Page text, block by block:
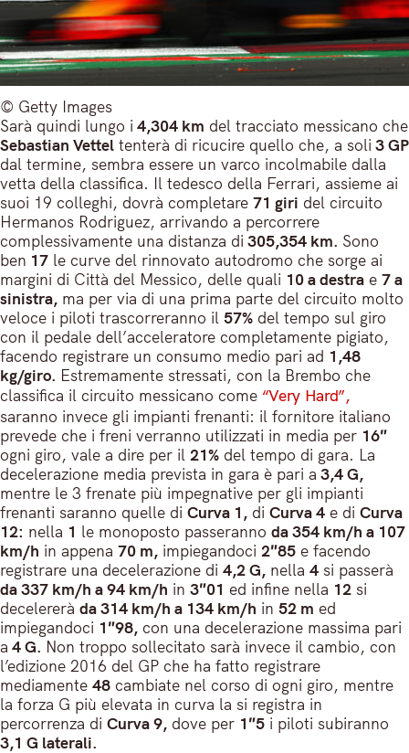
© Getty Images
Sarà quindi lungo i 4,304 km del tracciato messicano che
Sebastian Vettel tenterà di ricucire quello che, a soli 3 GP
dal termine, sembra essere un varco incolmabile dalla
vetta della classifica. Il tedesco della Ferrari, assieme ai
suoi 19 colleghi, dovrà completare 71 giri del circuito
Hermanos Rodriguez, arrivando a percorrere
complessivamente una distanza di 305,354 km. Sono
ben 17 le curve del rinnovato autodromo che sorge ai
margini di Città del Messico, delle quali 10 a destra e 7 a
sinistra, ma per via di una prima parte del circuito molto
veloce i piloti trascorreranno il 57% del tempo sul giro
con il pedale dell’acceleratore completamente pigiato,
facendo registrare un consumo medio pari ad 1,48
kg/giro. Estremamente stressati, con la Brembo che
classifica il circuito messicano come “Very Hard”,
saranno invece gli impianti frenanti: il fornitore italiano
prevede che i freni verranno utilizzati in media per 16″
ogni giro, vale a dire per il 21% del tempo di gara. La
decelerazione media prevista in gara è pari a 3,4 G,
mentre le 3 frenate più impegnative per gli impianti
frenanti saranno quelle di Curva 1, di Curva 4 e di Curva
12: nella 1 le monoposto passeranno da 354 km/h a 107
km/h in appena 70 m, impiegandoci 2″85 e facendo
registrare una decelerazione di 4,2 G, nella 4 si passerà
da 337 km/h a 94 km/h in 3″01 ed infine nella 12 si
decelererà da 314 km/h a 134 km/h in 52 m ed
impiegandoci 1″98, con una decelerazione massima pari
a 4 G. Non troppo sollecitato sarà invece il cambio, con
l’edizione 2016 del GP che ha fatto registrare
mediamente 48 cambiate nel corso di ogni giro, mentre
la forza G più elevata in curva la si registra in
percorrenza di Curva 9, dove per 1″5 i piloti subiranno
3,1 G laterali.